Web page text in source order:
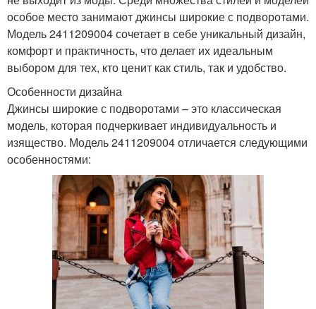
особое место занимают джинсы широкие с подворотами.
Модель 2411209004 сочетает в себе уникальный дизайн,
комфорт и практичность, что делает их идеальным
выбором для тех, кто ценит как стиль, так и удобство.
Особенности дизайна
Джинсы широкие с подворотами – это классическая
модель, которая подчеркивает индивидуальность и
изящество. Модель 2411209004 отличается следующими
особенностями: